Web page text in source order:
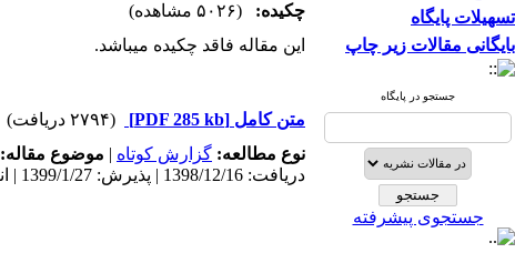
تسهیلات پایگاه
بایگانی مقالات زیر چاپ
جستجو در پایگاه
جستجوی پیشرفته
چکیده:
(۵۰۲۶ مشاهده)
این مقاله فاقد چکیده می​باشد.
متن کامل [PDF 285 kb]
(۲۷۹۴ دریافت)
نوع مطالعه: گزارش کوتاه | موضوع مقاله:
دریافت: 1398/12/16 | پذیرش: 1399/1/27 | انتشار: 1399/1/27